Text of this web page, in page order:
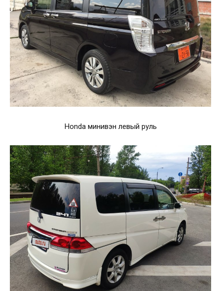
Honda минивэн левый руль